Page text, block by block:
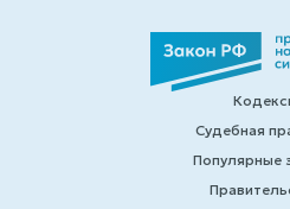
Судебная
Популярные